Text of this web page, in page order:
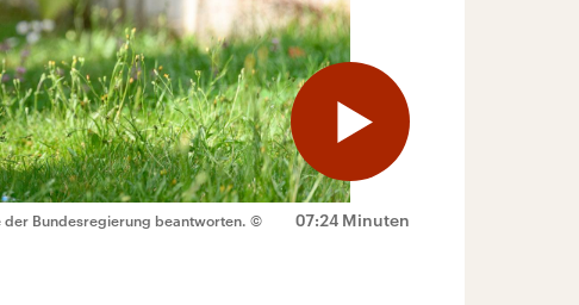
07:24 Minuten
der Bundesregierung beantworten. ©